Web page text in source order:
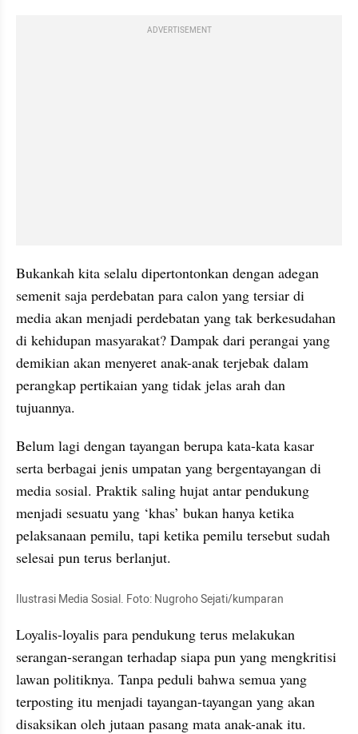
ADVERTISEMENT
Bukankah kita selalu dipertontonkan dengan adegan
semenit saja perdebatan para calon yang tersiar di
media akan menjadi perdebatan yang tak berkesudahan
di kehidupan masyarakat? Dampak dari perangai yang
demikian akan menyeret anak-anak terjebak dalam
perangkap pertikaian yang tidak jelas arah dan
tujuannya.
Belum lagi dengan tayangan berupa kata-kata kasar
serta berbagai jenis umpatan yang bergentayangan di
media sosial. Praktik saling hujat antar pendukung
menjadi sesuatu yang ‘khas’ bukan hanya ketika
pelaksanaan pemilu, tapi ketika pemilu tersebut sudah
selesai pun terus berlanjut.
Ilustrasi Media Sosial. Foto: Nugroho Sejati/kumparan
Loyalis-loyalis para pendukung terus melakukan
serangan-serangan terhadap siapa pun yang mengkritisi
lawan politiknya. Tanpa peduli bahwa semua yang
terposting itu menjadi tayangan-tayangan yang akan
disaksikan oleh jutaan pasang mata anak-anak itu.